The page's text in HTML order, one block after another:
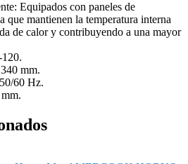
Equipados con paneles de
que mantienen la temperatura interna
de calor y contribuyendo a una mayor
340 mm.
60 Hz.